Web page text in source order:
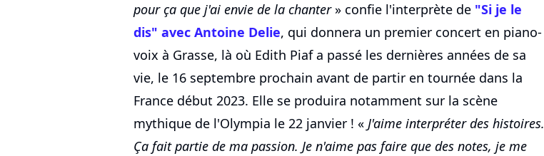
pour ça que j'ai envie de la chanter» confie l'interprète de "Si je le
dis" avec Antoine Delie, qui donnera un premier concert en piano-
voix à Grasse, là où Edith Piaf a passé les dernières années de sa
vie, le 16 septembre prochain avant de partir en tournée dans la
France début 2023. Elle se produira notamment sur la scène
mythique de l'Olympia le 22 janvier ! « J'aime interpréter des histoires.
Ça fait partie de ma passion. Je n'aime pas faire que des notes, je me